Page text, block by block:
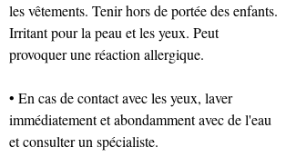
les vêtements. Tenir hors de portée des enfants.
Irritant pour la peau et les yeux. Peut
provoquer une réaction allergique.
• En cas de contact avec les yeux, laver
immédiatement et abondamment avec de l'eau
et consulter un spécialiste.